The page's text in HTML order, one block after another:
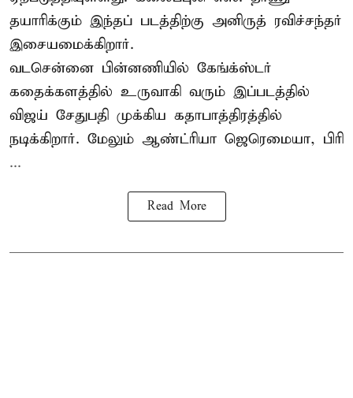
தயாரிக்கும் இந்தப் படத்திற்கு அனிருத் ரவிச்சந்தர்
இசையமைக்கிறார்.
வடசென்னை பின்னணியில் கேங்க்ஸ்டர்
கதைக்களத்தில் உருவாகி வரும் இப்படத்தில்
விஜய் சேதுபதி முக்கிய கதாபாத்திரத்தில்
நடிக்கிறார். மேலும் ஆண்ட்ரியா ஜெரெமையா, பிரி
...
Read More